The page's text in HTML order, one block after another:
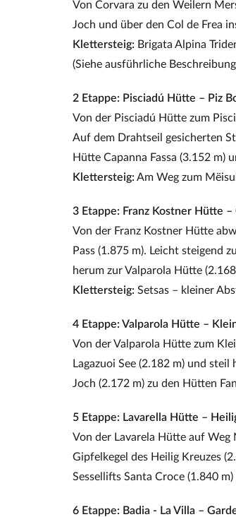
Von Corvara zu den Weilern
Joch und über den Col de Frea
Klettersteig: Brigata Alpina
(Siehe ausführliche
2 Etappe: Pisciadú Hütte – Piz
Von der Pisciadú Hütte zum
Auf dem Drahtseil gesicherten
Hütte Capanna Fassa (3.152 m)
Klettersteig: Am Weg zum
3 Etappe: Franz Kostner Hütte –
Von der Franz Kostner Hütte
Pass (1.875 m). Leicht steigend
herum zur Valparola Hütte
Klettersteig: Setsas – kleiner
4 Etappe: Valparola Hütte –
Von der Valparola Hütte zum
Lagazuoi See (2.182 m) und
Joch (2.172 m) zu den Hütten
5 Etappe: Lavarella Hütte –
Von der Lavarela Hütte auf Weg
Gipfelkegel des Heilig Kreuzes
Sessellifts Santa Croce (1.840
6 Etappe: Badia - La Villa –